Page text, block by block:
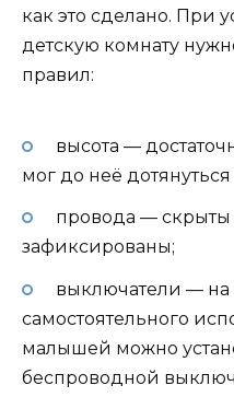
как это сделано. При
детскую комнату
правил:
высота —
мог до неё
провода —
зафиксированы;
выключатели — на
самостоятельного
малышей можно
беспроводной